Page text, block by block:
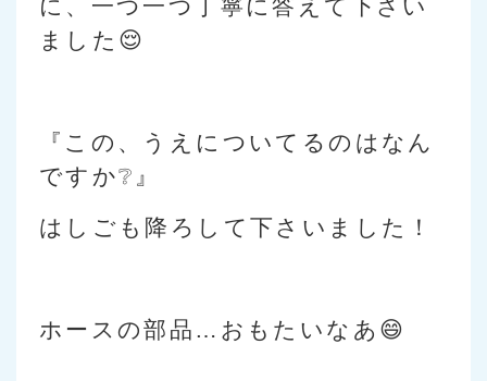
に、一つ一つ丁寧に答えて下さい
ました😌
『この、うえについてるのはなん
ですか❔』
はしごも降ろして下さいました！
ホースの部品…おもたいなあ😄